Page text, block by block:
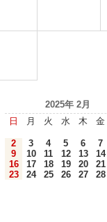
2025年 2月
日
月 火 水 木 金
2 3 4 5 6
7
9
10 11 12 13
14
16
17 18 19 20
21
23
24 25 26 27 28